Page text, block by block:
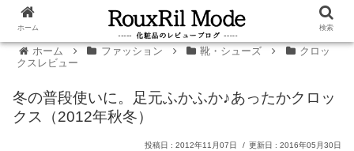
ホーム ファッション 靴・シューズ
クロッ
クスレビュー
冬の普段使いに。足元ふかふか♪あったかクロッ
クス（2012年秋冬）
2012年11月07日 2016年05月30日
ホーム 検索